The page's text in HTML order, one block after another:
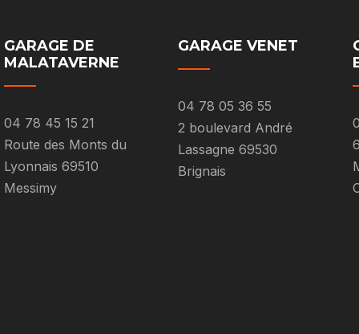
GARAGE DE
MALATAVERNE
04 78 45 15 21
Route des Monts du
Lyonnais 69510
Messimy
GARAGE VENET
04 78 05 36 55
2 boulevard André
Lassagne 69530
Brignais